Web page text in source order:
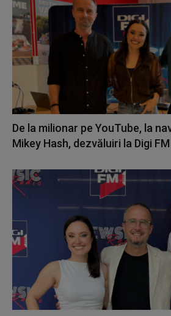
De la milionar pe YouTube, la
Mikey Hash, dezvăluiri la Digi